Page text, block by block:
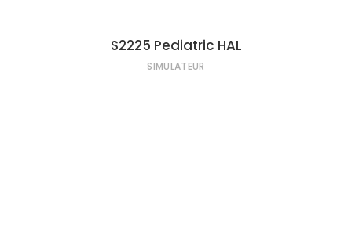
S2225 Pediatric HAL
SIMULATEUR